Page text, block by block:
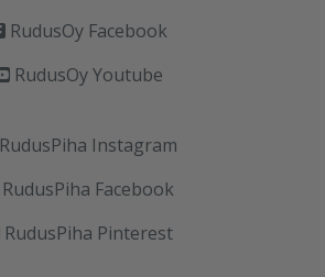
RudusOy Facebook
RudusOy Youtube
RudusPiha Instagram
RudusPiha Facebook
RudusPiha Pinterest